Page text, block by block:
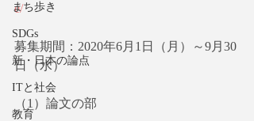
まち歩き
SDGs
新・日本の論点
ITと社会
教育
e/
募集期間：2020年6月1日（月）～9月30
日（水）
（1）論文の部